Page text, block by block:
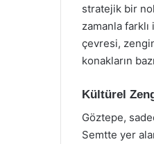
stratejik bir
zamanla
çevresi,
konakların
Kültürel
Göztepe,
Semtte yer